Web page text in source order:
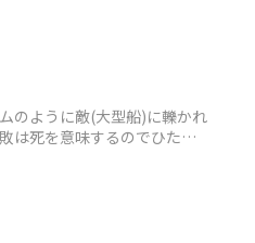
のように敵(大型船)に轢かれ
は死を意味するのでひたす